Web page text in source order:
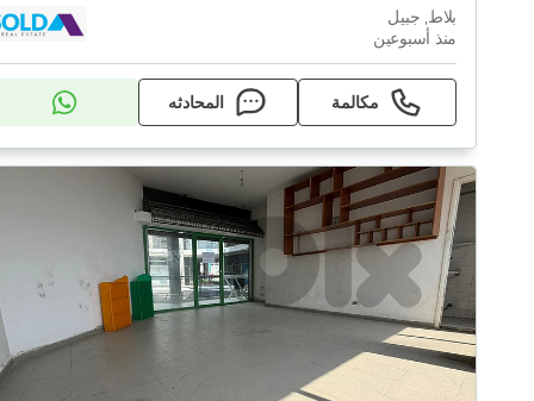
بلاط, جبيل
منذ أسبوعين
مكالمة المحادثه